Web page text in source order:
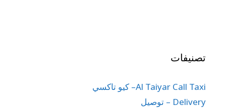
تصنيفات
Al Taiyar Call Taxi– كيو تاكسي
Delivery – توصيل